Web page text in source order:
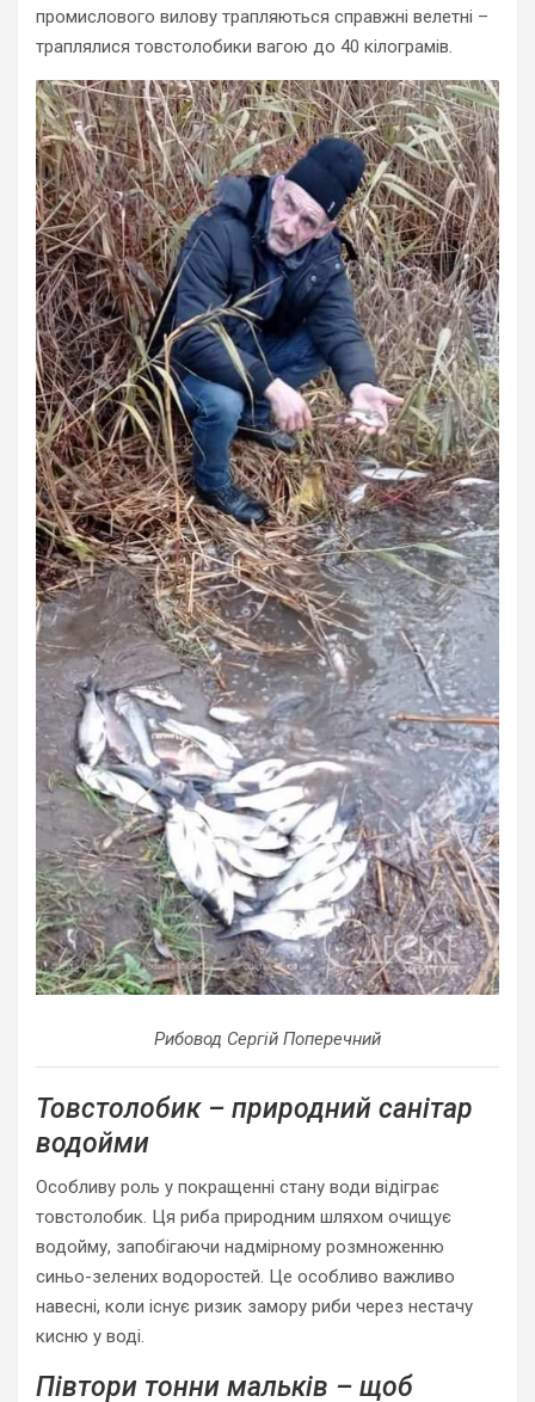
промислового вилову трапляються справжні велетні –
траплялися товстолобики вагою до 40 кілограмів.
Рибовод Сергій Поперечний
Товстолобик – природний санітар
водойми
Особливу роль у покращенні стану води відіграє
товстолобик. Ця риба природним шляхом очищує
водойму, запобігаючи надмірному розмноженню
синьо-зелених водоростей. Це особливо важливо
навесні, коли існує ризик замору риби через нестачу
кисню у воді.
Півтори тонни мальків – щоб